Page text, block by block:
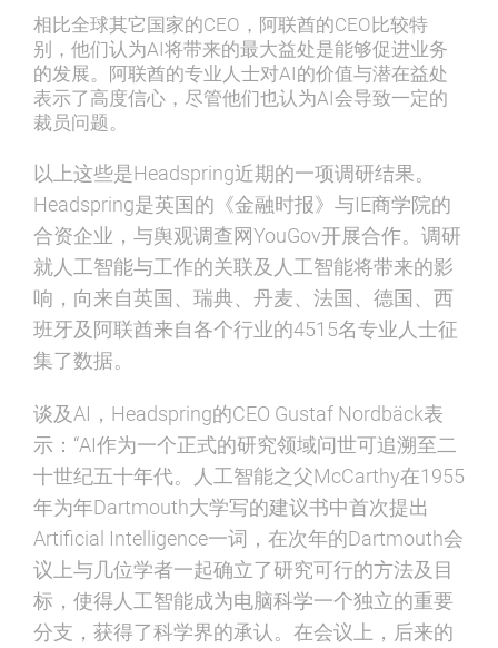
相比全球其它国家的CEO，阿联酋的CEO比较特
别，他们认为AI将带来的最大益处是能够促进业务
的发展。阿联酋的专业人士对AI的价值与潜在益处
表示了高度信心，尽管他们也认为AI会导致一定的
裁员问题。
以上这些是Headspring近期的一项调研结果。
Headspring是英国的《金融时报》与IE商学院的
合资企业，与舆观调查网YouGov开展合作。调研
就人工智能与工作的关联及人工智能将带来的影
响，向来自英国、瑞典、丹麦、法国、德国、西
班牙及阿联酋来自各个行业的4515名专业人士征
集了数据。
谈及AI，Headspring的CEO Gustaf Nordbäck表
示：“AI作为一个正式的研究领域问世可追溯至二
十世纪五十年代。人工智能之父McCarthy在1955
年为年Dartmouth大学写的建议书中首次提出
Artificial Intelligence一词，在次年的Dartmouth会
议上与几位学者一起确立了研究可行的方法及目
标，使得人工智能成为电脑科学一个独立的重要
分支，获得了科学界的承认。在会议上，后来的